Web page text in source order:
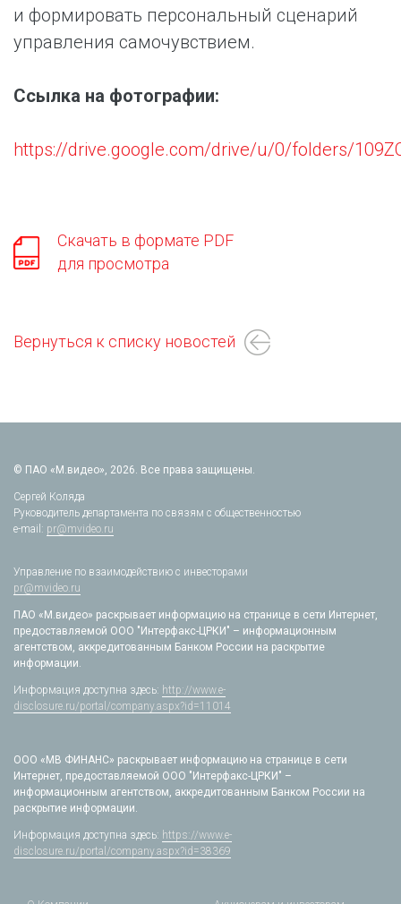
и формировать персональный сценарий
управления самочувствием.
Ссылка на фотографии:
https://drive.google.com/drive/u/0/folders/
Скачать в формате PDF
для просмотра
Вернуться к списку новостей
© ПАО «М.видео», 2026. Все права защищены.
Сергей Коляда
Руководитель департамента по связям с общественностью
e-mail: pr@mvideo.ru
Управление по взаимодействию с инвесторами
pr@mvideo.ru
ПАО «М.видео» раскрывает информацию на странице в сети Интернет,
предоставляемой ООО "Интерфакс-ЦРКИ" – информационным
агентством, аккредитованным Банком России на раскрытие
информации.
Информация доступна здесь: http://www.e-
disclosure.ru/portal/company.aspx?id=11014
ООО «МВ ФИНАНС» раскрывает информацию на странице в сети
Интернет, предоставляемой ООО "Интерфакс-ЦРКИ" –
информационным агентством, аккредитованным Банком России на
раскрытие информации.
Информация доступна здесь: https://www.e-
disclosure.ru/portal/company.aspx?id=38369